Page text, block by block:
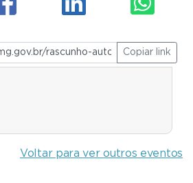
Copiar link
Voltar para ver outros eventos